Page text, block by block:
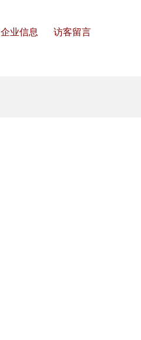
企业信息 访客留言